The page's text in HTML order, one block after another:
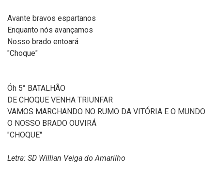
Avante bravos espartanos
Enquanto nós avançamos
Nosso brado entoará
"Choque"
Óh 5° BATALHÃO
DE CHOQUE VENHA TRIUNFAR
VAMOS MARCHANDO NO RUMO DA VITÓRIA E O MUNDO
O NOSSO BRADO OUVIRÁ
"CHOQUE"
Letra: SD Willian Veiga do Amarilho